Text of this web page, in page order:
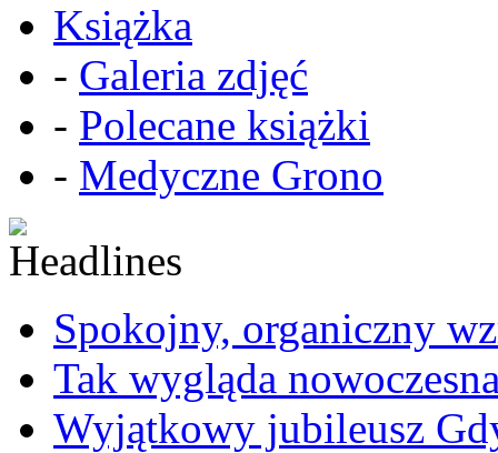
Książka
- Galeria zdjęć
- Polecane książki
- Medyczne Grono
Spokojny, organiczny
Tak wygląda
Wyjątkowy jubileusz